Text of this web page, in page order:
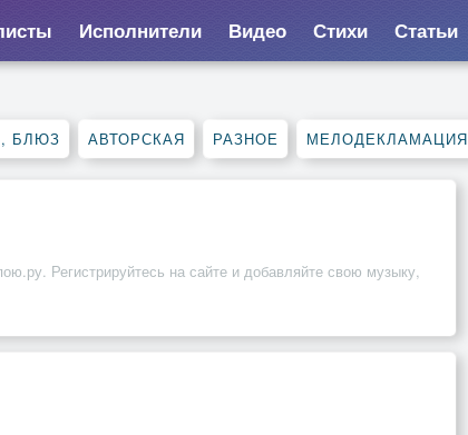
Исполнители Видео Стихи Статьи
БЛЮЗ АВТОРСКАЯ РАЗНОЕ МЕЛОДЕКЛАМАЦИЯ
Регистрируйтесь на сайте и добавляйте свою музыку,